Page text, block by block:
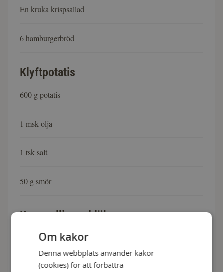
En kruka krispsallad
6 hamburgerbröd
Klyftpotatis
600 g potatis
1 msk olja
1 tsk salt
50 g smör
Karamelliserad lök
1 stor gul lök
50 g smör
Om kakor
Denna webbplats använder kakor
(cookies) för att förbättra